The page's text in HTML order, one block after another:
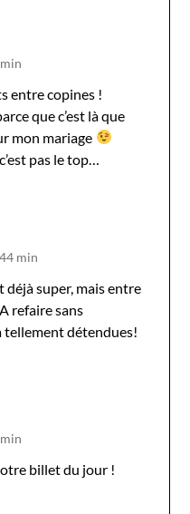
entre copines !
que c’est là que
mon mariage
pas le top…
min
déjà super, mais entre
refaire sans
tellement détendues!
billet du jour !